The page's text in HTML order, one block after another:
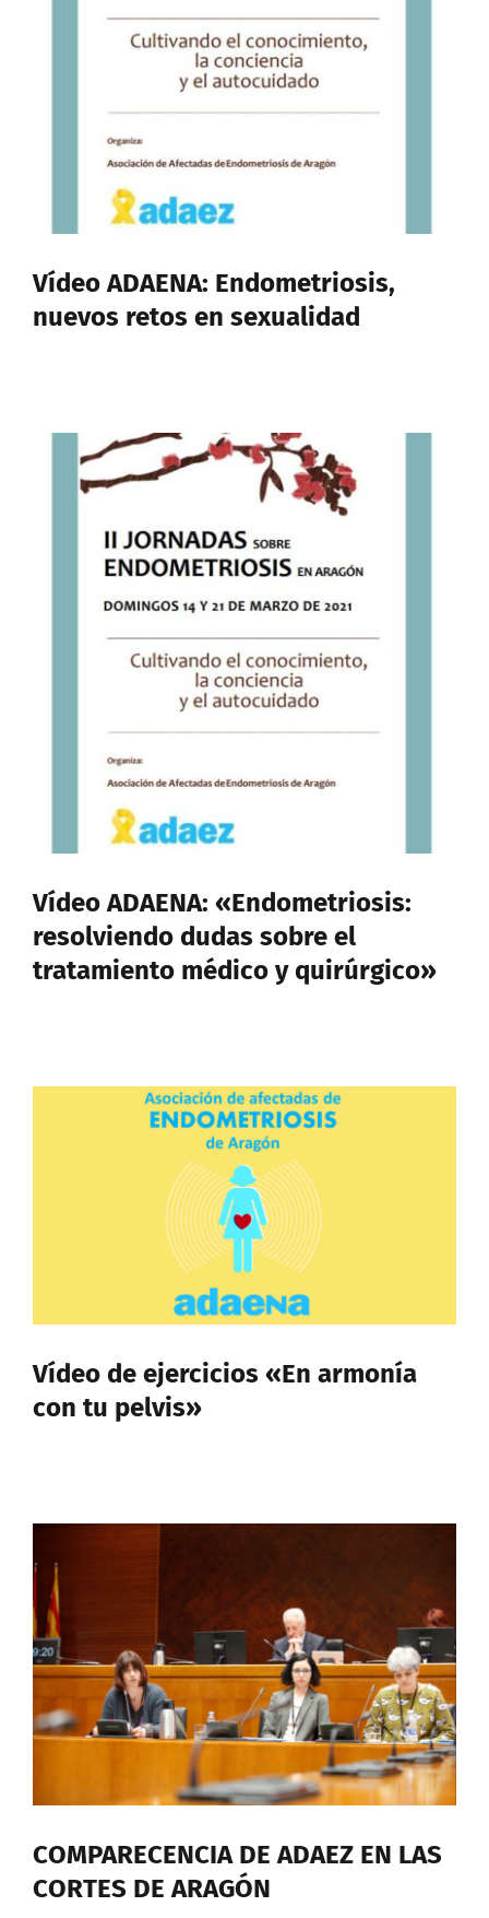
Vídeo ADAENA: Endometriosis,
nuevos retos en sexualidad
Vídeo ADAENA: «Endometriosis:
resolviendo dudas sobre el
tratamiento médico y quirúrgico»
Vídeo de ejercicios «En armonía
con tu pelvis»
COMPARECENCIA DE ADAEZ EN LAS
CORTES DE ARAGÓN